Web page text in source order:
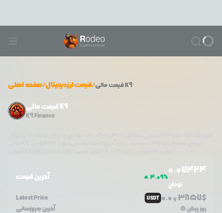
صفحه اصلی/قیمت ارزدیجیتال/ قیمتمالی K9
قیمت مالی K9
K9 Finance
آخرین قیمت 4.09%
0.07424
تومان
Latest Price
USDT 0.0 6 3857$
آخرین به‌روزسانی 5 روز پیش